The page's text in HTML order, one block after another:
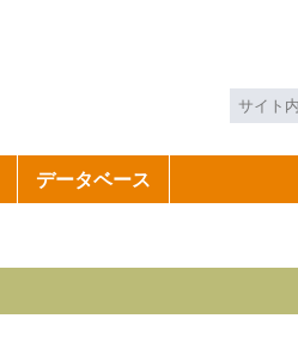
データベース